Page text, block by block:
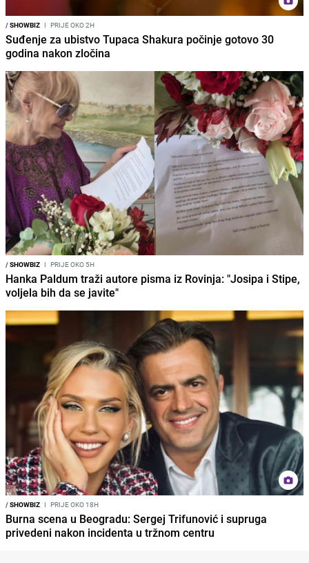
/SHOWBIZ I PRIJE OKO 2H
Suđenje za ubistvo Tupaca Shakura počinje gotovo 30
godina nakon zločina
/SHOWBIZ I PRIJE OKO 5H
Hanka Paldum traži autore pisma iz Rovinja: "Josipa i Stipe,
voljela bih da se javite"
/SHOWBIZ I PRIJE OKO 18H
Burna scena u Beogradu: Sergej Trifunović i supruga
privedeni nakon incidenta u tržnom centru